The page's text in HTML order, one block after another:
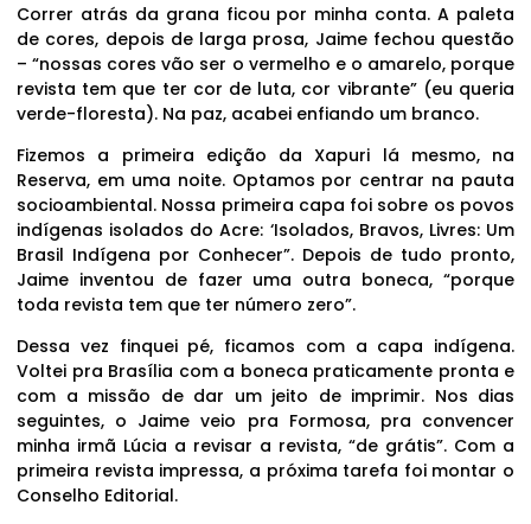
Correr atrás da grana ficou por minha conta. A paleta
de cores, depois de larga prosa, Jaime fechou questão
– “nossas cores vão ser o vermelho e o amarelo, porque
revista tem que ter cor de luta, cor vibrante” (eu queria
verde-floresta). Na paz, acabei enfiando um branco.
Fizemos a primeira edição da Xapuri lá mesmo, na
Reserva, em uma noite. Optamos por centrar na pauta
socioambiental. Nossa primeira capa foi sobre os povos
indígenas isolados do Acre: ‘Isolados, Bravos, Livres: Um
Brasil Indígena por Conhecer”. Depois de tudo pronto,
Jaime inventou de fazer uma outra boneca, “porque
toda revista tem que ter número zero”.
Dessa vez finquei pé, ficamos com a capa indígena.
Voltei pra Brasília com a boneca praticamente pronta e
com a missão de dar um jeito de imprimir. Nos dias
seguintes, o Jaime veio pra Formosa, pra convencer
minha irmã Lúcia a revisar a revista, “de grátis”. Com a
primeira revista impressa, a próxima tarefa foi montar o
Conselho Editorial.